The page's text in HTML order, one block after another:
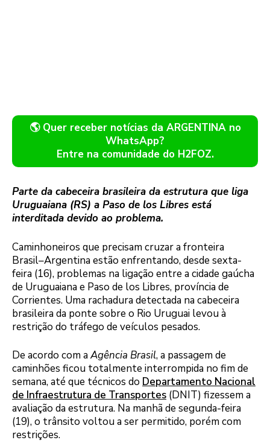
🌎 Quer receber notícias da ARGENTINA no
WhatsApp?
Entre na comunidade do H2FOZ.
Parte da cabeceira brasileira da estrutura que liga
Uruguaiana (RS) a Paso de los Libres está
interditada devido ao problema.
Caminhoneiros que precisam cruzar a fronteira
Brasil–Argentina estão enfrentando, desde sexta-
feira (16), problemas na ligação entre a cidade gaúcha
de Uruguaiana e Paso de los Libres, província de
Corrientes. Uma rachadura detectada na cabeceira
brasileira da ponte sobre o Rio Uruguai levou à
restrição do tráfego de veículos pesados.
De acordo com aAgência Brasil, a passagem de
caminhões ficou totalmente interrompida no fim de
semana, até que técnicos do Departamento Nacional
de Infraestrutura de Transportes (DNIT) fizessem a
avaliação da estrutura. Na manhã de segunda-feira
(19), o trânsito voltou a ser permitido, porém com
restrições.